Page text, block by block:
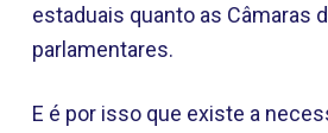
estaduais quanto as Câmaras
parlamentares.
E é por isso que existe a